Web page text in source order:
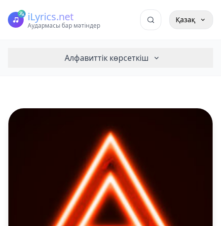
iLyrics.net
Аудармасы бар мәтіндер
Қазақ
Алфавиттік көрсеткіш